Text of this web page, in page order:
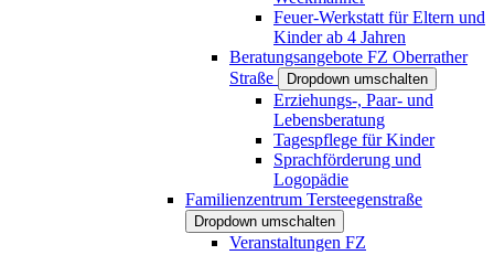
Feuer-Werkstatt für Eltern und
Kinder ab 4 Jahren
Beratungsangebote FZ Oberrather
Straße
Dropdown umschalten
Erziehungs-, Paar- und
Lebensberatung
Tagespflege für Kinder
Sprachförderung und
Logopädie
Familienzentrum Tersteegenstraße
Dropdown umschalten
Veranstaltungen FZ